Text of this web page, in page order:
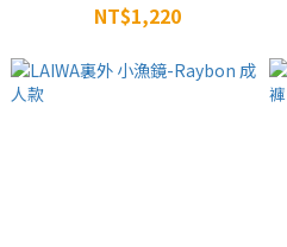
NT$1,220